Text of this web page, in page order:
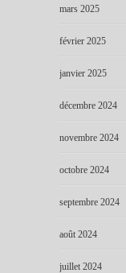
mars 2025
février 2025
janvier 2025
décembre 2024
novembre 2024
octobre 2024
septembre 2024
août 2024
juillet 2024